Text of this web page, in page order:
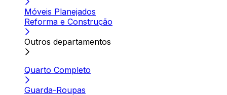
Móveis Planejados
Reforma e Construção
Outros departamentos
Quarto Completo
Guarda-Roupas